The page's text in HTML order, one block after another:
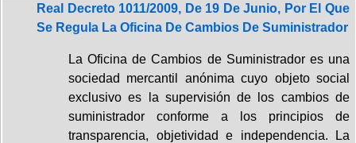
Real Decreto 1011/2009, De 19 De Junio, Por El Que
Se Regula La Oficina De Cambios De Suministrador
La Oficina de Cambios de Suministrador es una
sociedad mercantil anónima cuyo objeto social
exclusivo es la supervisión de los cambios de
suministrador conforme a los principios de
transparencia, objetividad e independencia. La